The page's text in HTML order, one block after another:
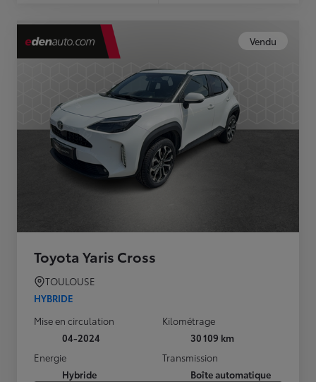
Vendu
Toyota Yaris Cross
TOULOUSE
HYBRIDE
Mise en circulation
04-2024
Kilométrage
30 109 km
Energie
Hybride
Transmission
Boîte automatique